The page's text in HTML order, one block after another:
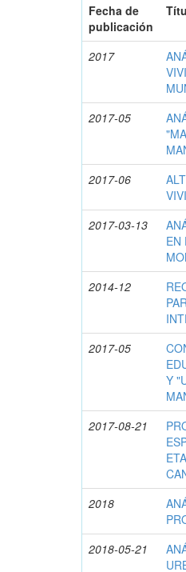
Fecha de
publicación
2017
2017-05
2017-06
2017-03-13
EN
2014-12
2017-05
Y
2017-08-21
2018
2018-05-21